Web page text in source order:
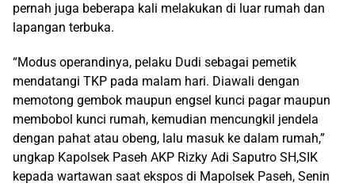
pernah juga beberapa kali melakukan di luar rumah dan
lapangan terbuka.
“Modus operandinya, pelaku Dudi sebagai pemetik
mendatangi TKP pada malam hari. Diawali dengan
memotong gembok maupun engsel kunci pagar maupun
membobol kunci rumah, kemudian mencungkil jendela
dengan pahat atau obeng, lalu masuk ke dalam rumah,”
ungkap Kapolsek Paseh AKP Rizky Adi Saputro SH,SIK
kepada wartawan saat ekspos di Mapolsek Paseh, Senin